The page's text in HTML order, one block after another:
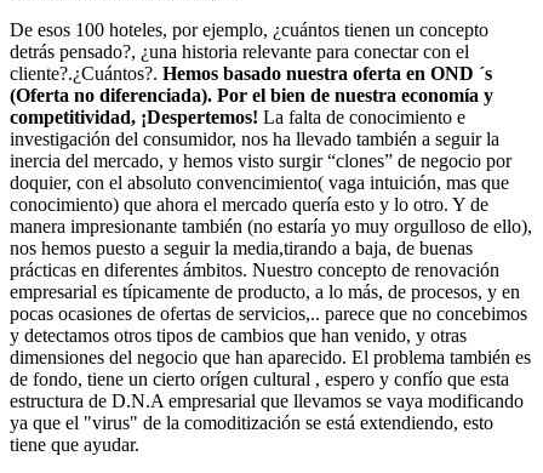
De esos 100 hoteles, por ejemplo, ¿cuántos tienen un concepto
detrás pensado?, ¿una historia relevante para conectar con el
cliente?.¿Cuántos?. Hemos basado nuestra oferta en OND ´s
(Oferta no diferenciada). Por el bien de nuestra economía y
competitividad, ¡Despertemos! La falta de conocimiento e
investigación del consumidor, nos ha llevado también a seguir la
inercia del mercado, y hemos visto surgir “clones” de negocio por
doquier, con el absoluto convencimiento( vaga intuición, mas que
conocimiento) que ahora el mercado quería esto y lo otro. Y de
manera impresionante también (no estaría yo muy orgulloso de ello),
nos hemos puesto a seguir la media,tirando a baja, de buenas
prácticas en diferentes ámbitos. Nuestro concepto de renovación
empresarial es típicamente de producto, a lo más, de procesos, y en
pocas ocasiones de ofertas de servicios,.. parece que no concebimos
y detectamos otros tipos de cambios que han venido, y otras
dimensiones del negocio que han aparecido. El problema también es
de fondo, tiene un cierto orígen cultural , espero y confío que esta
estructura de D.N.A empresarial que llevamos se vaya modificando
ya que el "virus" de la comoditización se está extendiendo, esto
tiene que ayudar.